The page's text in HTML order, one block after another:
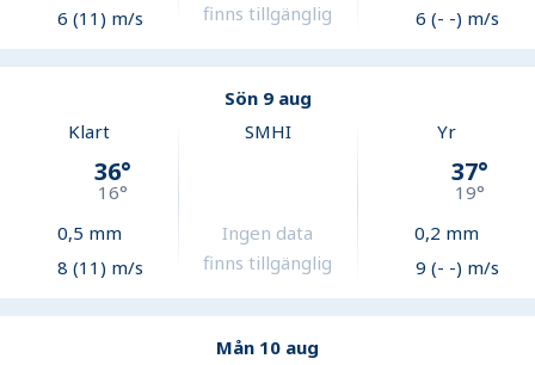
6 (11) m/s
finns tillgänglig
6 (- -) m/s
Sön 9 aug
Klart
36°
16°
0,5 mm
8 (11) m/s
SMHI
Ingen data
finns tillgänglig
Yr
37°
19°
0,2 mm
9 (- -) m/s
Mån 10 aug